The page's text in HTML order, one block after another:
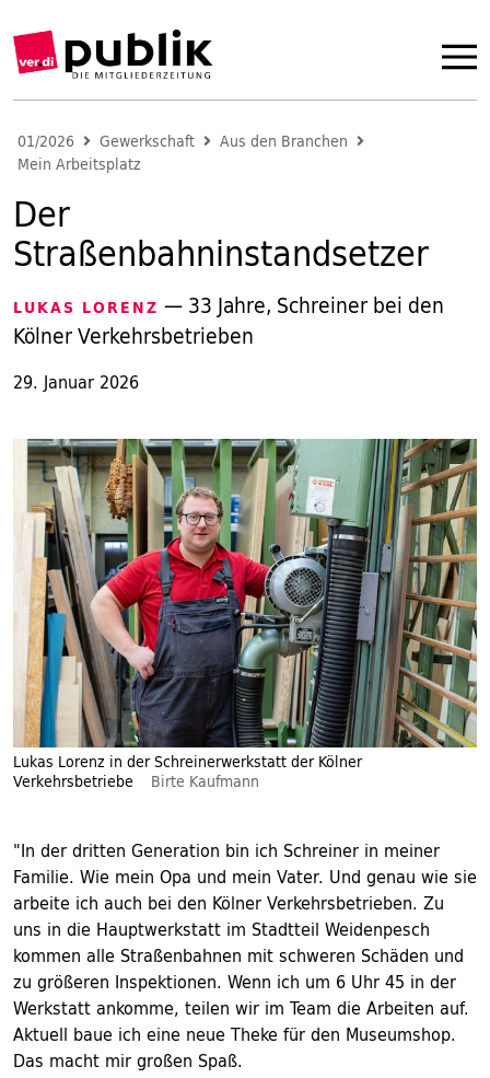
01/2026 Gewerkschaft
Aus den Branchen
Mein Arbeitsplatz
Der
Straßenbahninstandsetzer
LUKAS LORENZ — 33 Jahre, Schreiner bei den
Kölner Verkehrsbetrieben
29. Januar 2026
Lukas Lorenz in der Schreinerwerkstatt der Kölner
Verkehrsbetriebe Birte Kaufmann
"In der dritten Generation bin ich Schreiner in meiner
Familie. Wie mein Opa und mein Vater. Und genau wie sie
arbeite ich auch bei den Kölner Verkehrsbetrieben. Zu
uns in die Hauptwerkstatt im Stadtteil Weidenpesch
kommen alle Straßenbahnen mit schweren Schäden und
zu größeren Inspektionen. Wenn ich um 6 Uhr 45 in der
Werkstatt ankomme, teilen wir im Team die Arbeiten auf.
Aktuell baue ich eine neue Theke für den Museumshop.
Das macht mir großen Spaß.